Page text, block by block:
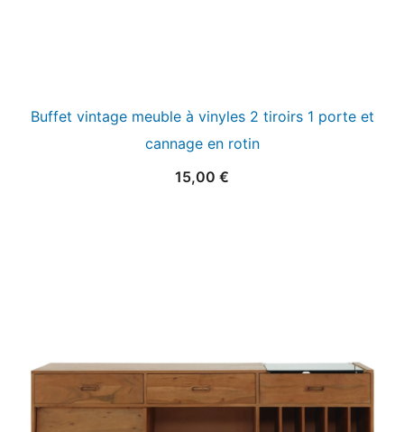
Buffet vintage meuble à vinyles 2 tiroirs 1 porte et
cannage en rotin
15,00 €